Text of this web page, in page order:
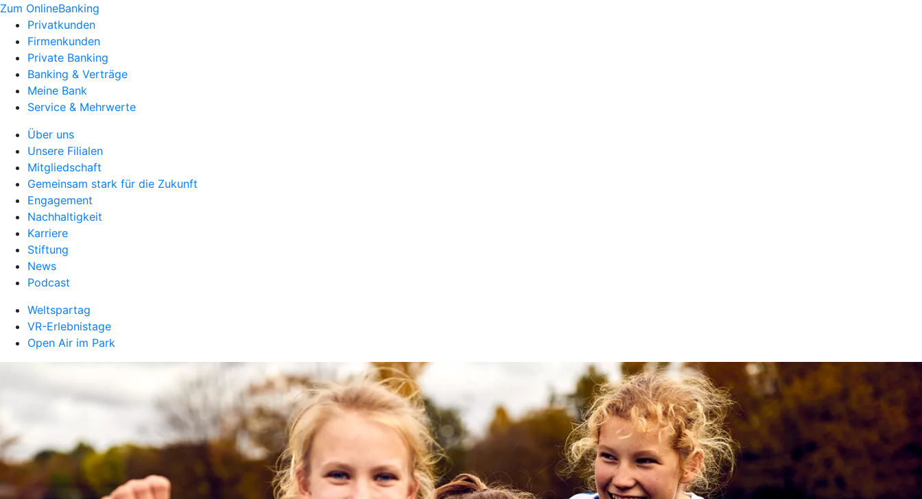
Zum OnlineBanking
Privatkunden
Firmenkunden
Private Banking
Banking & Verträge
Meine Bank
Service & Mehrwerte
Über uns
Unsere Filialen
Mitgliedschaft
Gemeinsam stark für die Zukunft
Engagement
Nachhaltigkeit
Karriere
Stiftung
News
Podcast
Weltspartag
VR-Erlebnistage
Open Air im Park